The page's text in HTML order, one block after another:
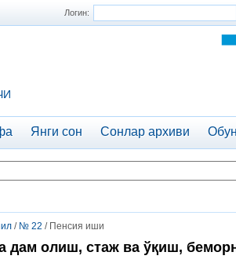
Логин:
Янги сон Сонлар архиви
/ № 22 / Пенсия иши
дам олиш, стаж ва ўқиш,